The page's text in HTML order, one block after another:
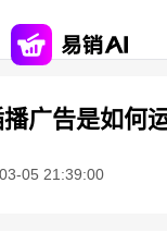
广告是如何
05 21:39:00